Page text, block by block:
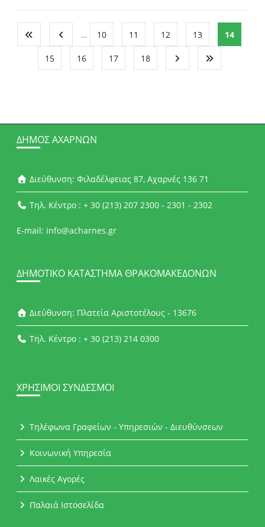
… 10 11 12 13 14
15 16 17 18
ΔΉΜΟΣ ΑΧΑΡΝΏΝ
Διεύθυνση: Φιλαδέλφειας 87, Αχαρνές 136 71
Τηλ. Κέντρο : + 30 (213) 207 2300 - 2301 - 2302
E-mail: info@acharnes.gr
ΔΗΜΟΤΙΚΌ ΚΑΤΆΣΤΗΜΑ ΘΡΑΚΟΜΑΚΕΔΌΝΩΝ
Διεύθυνση: Πλατεία Αριστοτέλους - 13676
Τηλ. Κέντρο : + 30 (213) 214 0300
ΧΡΉΣΙΜΟΙ ΣΎΝΔΕΣΜΟΙ
Τηλέφωνα Γραφείων - Υπηρεσιών - Διευθύνσεων
Κοινωνική Υπηρεσία
Λαικές Αγορές
Παλαιά Ιστοσελίδα